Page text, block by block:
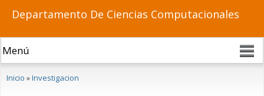
Departamento De Ciencias Computacionales
Inicio »Investigacion